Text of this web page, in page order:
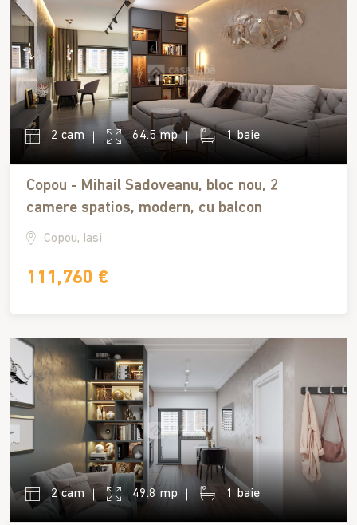
2 cam 64.5 mp 1 baie
Copou - Mihail Sadoveanu, bloc nou, 2
camere spatios, modern, cu balcon
Copou, Iasi
111,760 €
2 cam 49.8 mp 1 baie